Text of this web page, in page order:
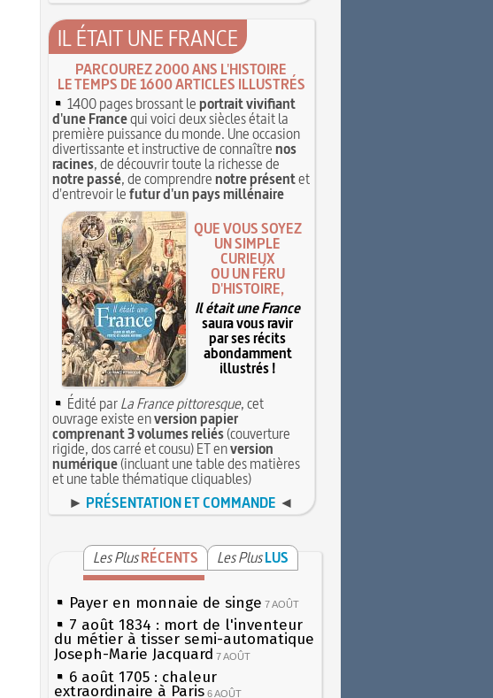
IL ÉTAIT UNE FRANCE
PARCOUREZ 2000 ANS L'HISTOIRE
LE TEMPS DE 1600 ARTICLES ILLUSTRÉS
1400 pages brossant leportrait vivifiant
d'une Francequi voici deux siècles était la
première puissance du monde. Une occasion
divertissante et instructive de connaîtrenos
racines, de découvrir toute la richesse de
notre passé, de comprendrenotre présentet
d'entrevoir lefutur d'un pays millénaire
QUE VOUS SOYEZ
UN SIMPLE
CURIEUX
OU UN FÉRU
D'HISTOIRE,
Il était une France
saura vous ravir
par ses récits
abondamment
illustrés !
Édité parLa France pittoresque, cet
ouvrage existe enversion papier
comprenant 3 volumes reliés(couverture
rigide, dos carré et cousu) ET enversion
numérique(incluant une table des matières
et une table thématique cliquables)
► PRÉSENTATION ET COMMANDE ◄
Les Plus RÉCENTS Les Plus LUS
Payer en monnaie de singe 7 AOÛT
7 août 1834 : mort de l'inventeur
du métier à tisser semi-automatique
Joseph-Marie Jacquard 7 AOÛT
6 août 1705 : chaleur
extraordinaire à Paris 6 AOÛT